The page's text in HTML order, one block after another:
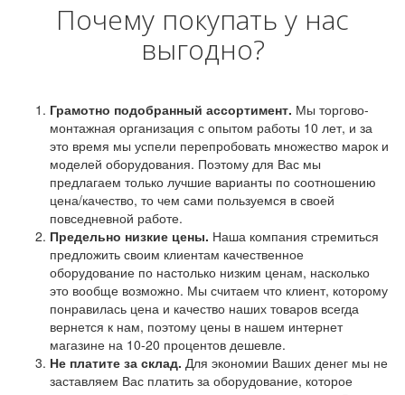
Почему покупать у нас
выгодно?
Грамотно подобранный ассортимент. Мы торгово-
монтажная организация с опытом работы 10 лет, и за
это время мы успели перепробовать множество марок и
моделей оборудования. Поэтому для Вас мы
предлагаем только лучшие варианты по соотношению
цена/качество, то чем сами пользуемся в своей
повседневной работе.
Предельно низкие цены. Наша компания стремиться
предложить своим клиентам качественное
оборудование по настолько низким ценам, насколько
это вообще возможно. Мы считаем что клиент, которому
понравилась цена и качество наших товаров всегда
вернется к нам, поэтому цены в нашем интернет
магазине на 10-20 процентов дешевле.
Не платите за склад. Для экономии Ваших денег мы не
заставляем Вас платить за оборудование, которое